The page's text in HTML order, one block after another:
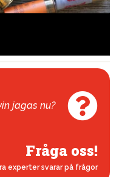
jagas nu?
Fråga oss!
experter svarar på frågor